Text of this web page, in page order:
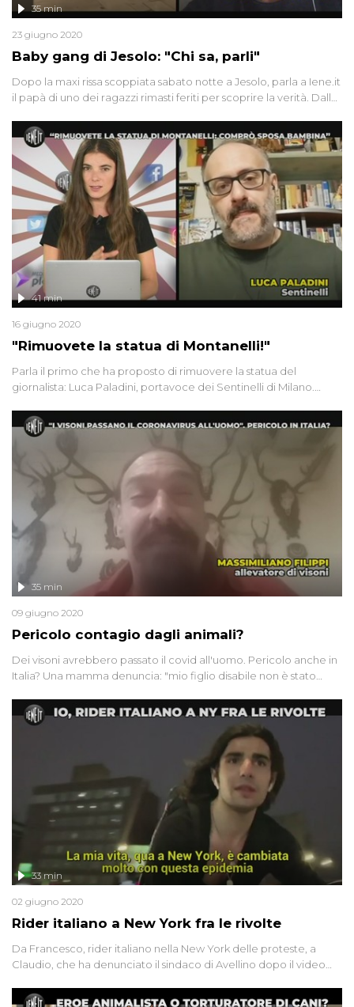
Baby gang di Jesolo: "Chi sa, parli"
35 min
23 giugno 2020
Dopo la maxi rissa scoppiata sabato notte a Jesolo, parla a Iene.it
il papà di uno dei ragazzi rimasti feriti per scoprire la verità. Dalla
Germania a Olbia (e ritorno!). Simona vive con il marito, malato di
tumore, al quinto piano senza ascensore: "aiutatemi". Infine,
Davide Acito ci mostra in esclusiva le immagini della riapertura
del festival della carne di cane di Yulin
"Rimuovete la statua di Montanelli!"
41 min
16 giugno 2020
Parla il primo che ha proposto di rimuovere la statua del
giornalista: Luca Paladini, portavoce dei Sentinelli di Milano.
contaminazione delle acque nel Veneto. Infine Valeria, 35 anni e
malata di tumore, rischia di restare senza uno stipendio dopo i
180 giorni concessi dall'Inps
Pericolo contagio dagli animali?
35 min
09 giugno 2020
Dei visoni avrebbero passato il covid all'uomo. Pericolo anche in
Italia? Una mamma denuncia: "mio figlio disabile non è stato
torniamo a parlare di rider, in Italia e tra le corse clandestine di
New York
Rider italiano a New York fra le rivolte
33 min
02 giugno 2020
Da Francesco, rider italiano nella New York delle proteste, a
Claudio, che ha denunciato il sindaco di Avellino dopo il video
Italia? Questo a tanto altro in questa puntata di Iene.it con Giulia